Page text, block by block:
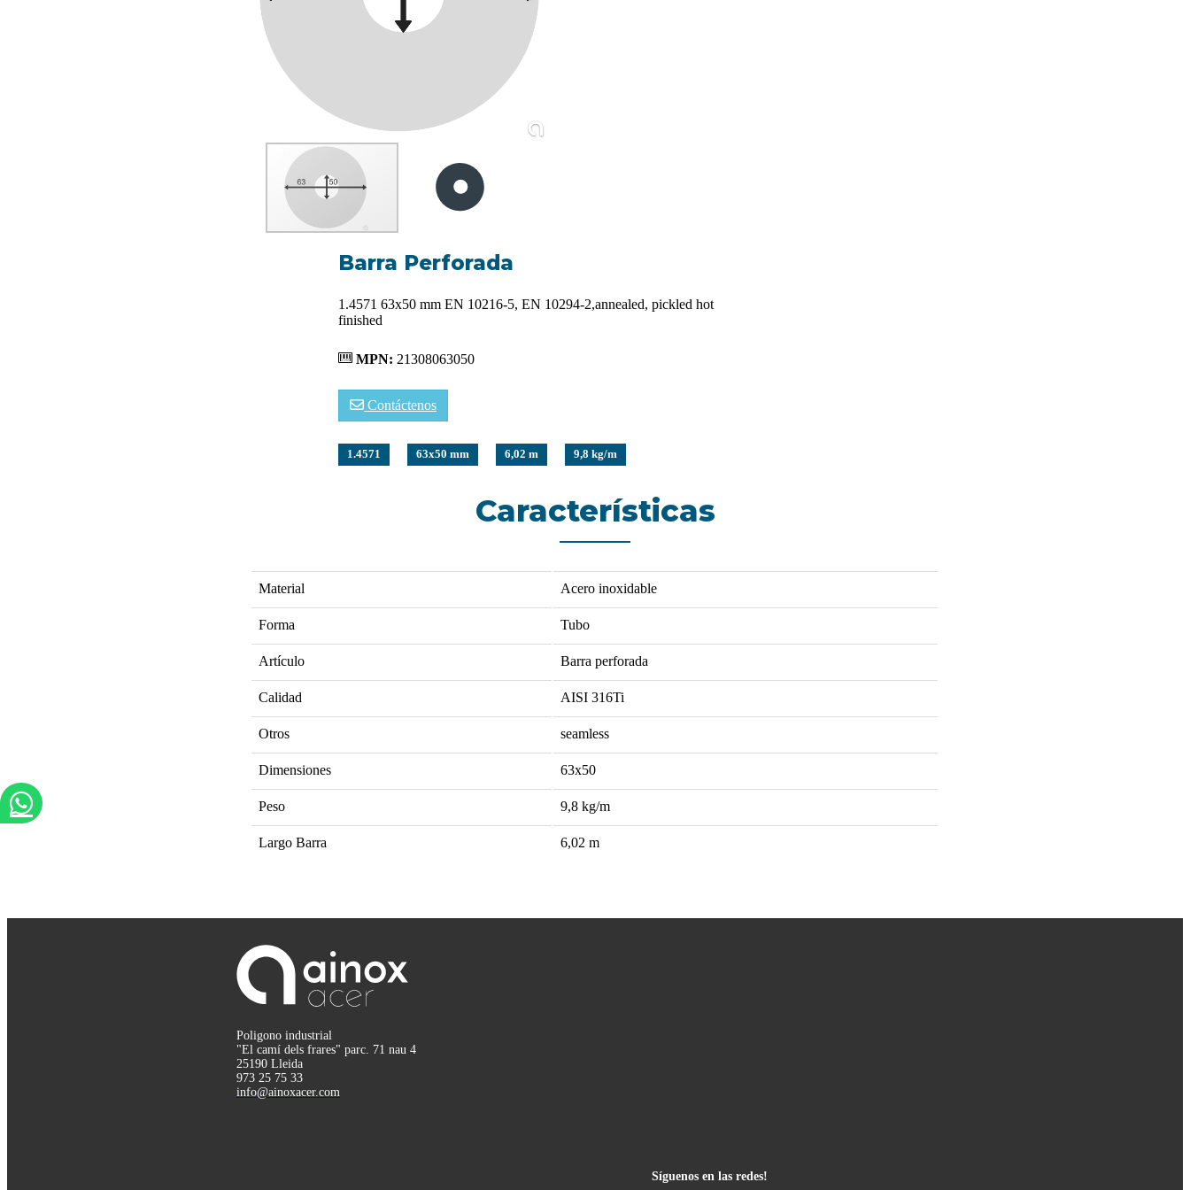
Barra Perforada
1.4571 63x50 mm EN 10216-5, EN 10294-2,annealed, pickled hot
finished
MPN: 21308063050
Contáctenos
1.4571 63x50 mm 6,02 m 9,8 kg/m
Características
Material Acero inoxidable
Forma Tubo
Artículo Barra perforada
Calidad AISI 316Ti
Otros seamless
Dimensiones 63x50
Peso 9,8kg/m
Largo Barra 6,02m
Poligono industrial
"El camí dels frares" parc. 71 nau 4
25190 Lleida
973 25 75 33
info@ainoxacer.com
Síguenos en las redes!